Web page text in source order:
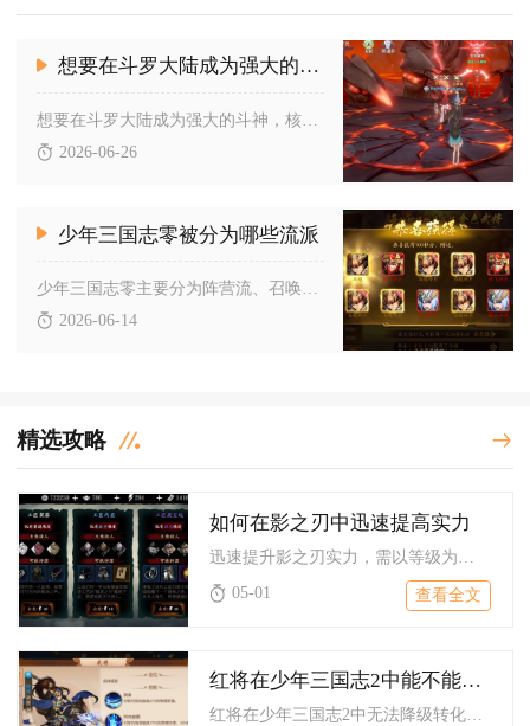
想要在斗罗大陆成为强大的斗神有什么技巧呢
2026-06-26
少年三国志零被分为哪些流派
少年三国志零主要分为阵营流、召唤流、灼烧流、破甲流、护盾流五...
2026-06-14
精选攻略
如何在影之刃中迅速提高实力
05-01
查看全文
红将在少年三国志2中能不能变成紫色
红将在少年三国志2中无法降级转化为常规紫色品质武将，玩家口中...